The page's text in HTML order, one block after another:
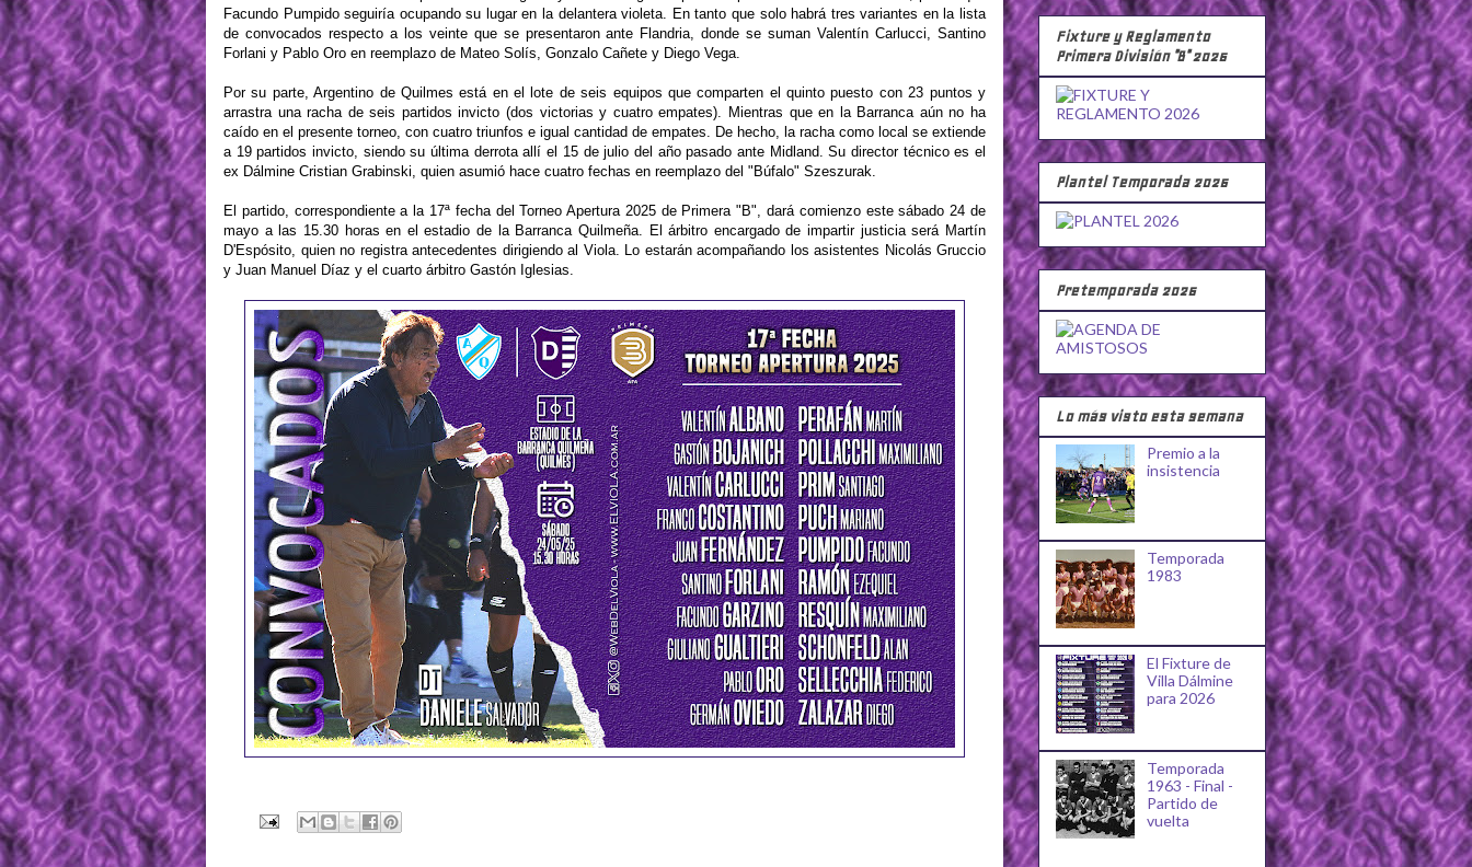
Facundo Pumpido seguiría ocupando su lugar en la delantera violeta. En tanto que solo habrá tres variantes en la lista
de convocados respecto a los veinte que se presentaron ante Flandria, donde se suman Valentín Carlucci, Santino
Forlani y Pablo Oro en reemplazo de Mateo Solís, Gonzalo Cañete y Diego Vega.
Por su parte, Argentino de Quilmes está en el lote de seis equipos que comparten el quinto puesto con 23 puntos y
arrastra una racha de seis partidos invicto (dos victorias y cuatro empates). Mientras que en la Barranca aún no ha
caído en el presente torneo, con cuatro triunfos e igual cantidad de empates. De hecho, la racha como local se extiende
a 19 partidos invicto, siendo su última derrota allí el 15 de julio del año pasado ante Midland. Su director técnico es el
ex Dálmine Cristian Grabinski, quien asumió hace cuatro fechas en reemplazo del "Búfalo" Szeszurak.
El partido, correspondiente a la 17ª fecha del Torneo Apertura 2025 de Primera "B", dará comienzo este sábado 24 de
mayo a las 15.30 horas en el estadio de la Barranca Quilmeña. El árbitro encargado de impartir justicia será Martín
D'Espósito, quien no registra antecedentes dirigiendo al Viola. Lo estarán acompañando los asistentes Nicolás Gruccio
y Juan Manuel Díaz y el cuarto árbitro Gastón Iglesias.
Fixture y Reglamento
Primera División "B" 2026
Plantel Temporada 2026
Pretemporada 2026
Lo más visto esta semana
Premio a la
insistencia
Temporada
1983
El Fixture de
Villa Dálmine
para 2026
Temporada
1963 - Final -
Partido de
vuelta